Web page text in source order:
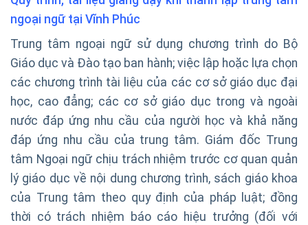
ngoại ngữ tại Vĩnh Phúc
Trung tâm ngoại ngữ sử dụng chương trình do Bộ
Giáo dục và Đào tạo ban hành; việc lập hoặc lựa chọn
các chương trình tài liệu của các cơ sở giáo dục đại
học, cao đẳng; các cơ sở giáo dục trong và ngoài
nước đáp ứng nhu cầu của người học và khả năng
đáp ứng nhu cầu của trung tâm. Giám đốc Trung
tâm Ngoại ngữ chịu trách nhiệm trước cơ quan quản
lý giáo dục về nội dung chương trình, sách giáo khoa
của Trung tâm theo quy định của pháp luật; đồng
thời có trách nhiệm báo cáo hiệu trưởng (đối với